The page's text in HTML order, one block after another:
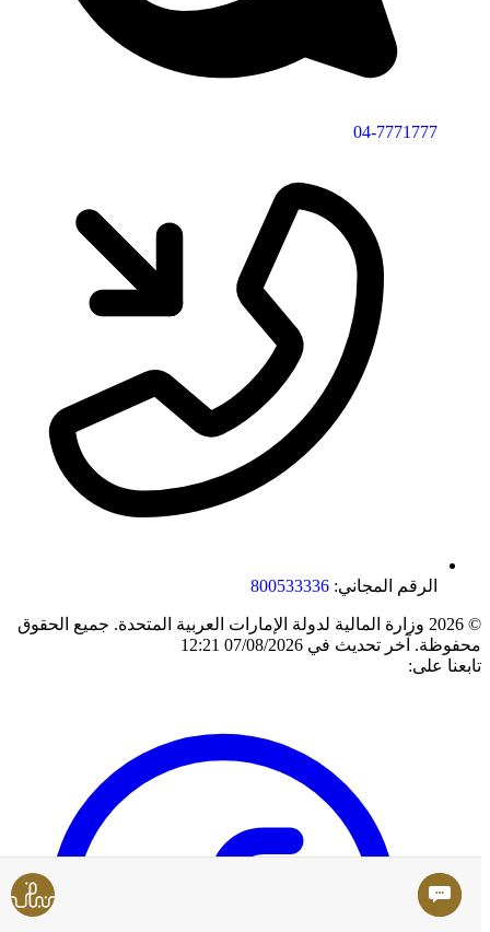
04-7771777
الرقم المجاني: 800533336
© 2026 وزارة المالية لدولة الإمارات العربية المتحدة. جميع الحقوق
محفوظة. آخر تحديث في 07/08/2026 12:21
تابعنا على: